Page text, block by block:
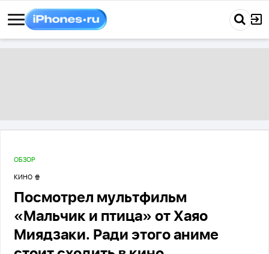
ОБЗОР
КИНО 🍿
Посмотрел мультфильм
«Мальчик и птица» от Хаяо
Миядзаки. Ради этого аниме